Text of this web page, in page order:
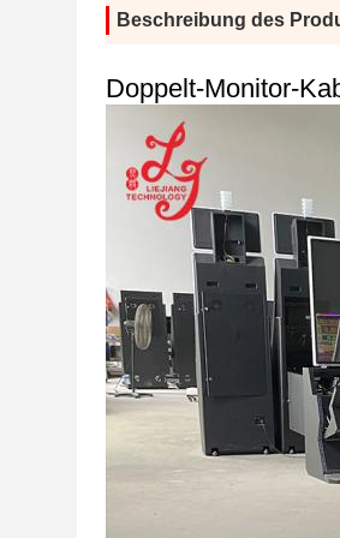
Beschreibung des
Doppelt-Monitor-